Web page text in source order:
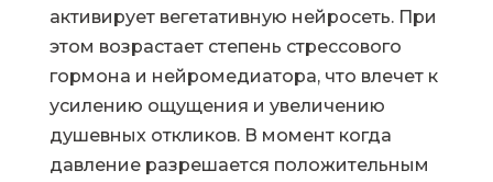
активирует вегетативную нейросеть. При
этом возрастает степень стрессового
гормона и нейромедиатора, что влечет к
усилению ощущения и увеличению
душевных откликов. В момент когда
давление разрешается положительным